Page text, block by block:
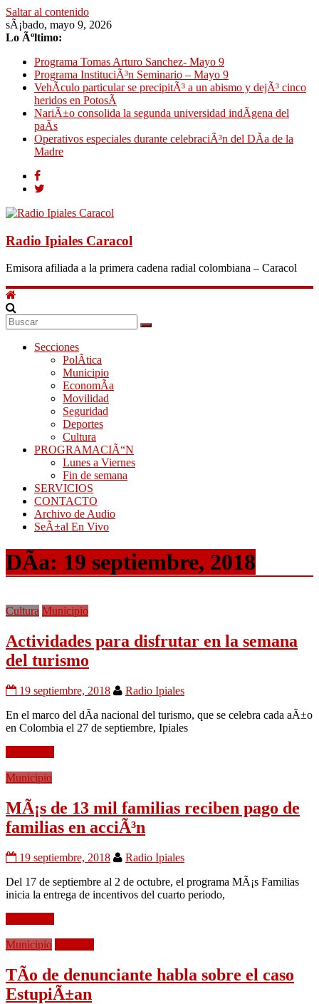
Saltar al contenido
sÃ¡bado, mayo 9, 2026
Lo Ãºltimo:
Programa Tomas Arturo Sanchez- Mayo 9
Programa InstituciÃ³n Seminario – Mayo 9
VehÃ­culo particular se precipitÃ³ a un abismo y dejÃ³ cinco
heridos en PotosÃ­
NariÃ±o consolida la segunda universidad indÃ­gena del
paÃ­s
Operativos especiales durante celebraciÃ³n del DÃ­a de la
Madre
Radio Ipiales Caracol
Emisora afiliada a la primera cadena radial colombiana – Caracol
Secciones
PolÃ­tica
Municipio
EconomÃ­a
Movilidad
Seguridad
Deportes
Cultura
PROGRAMACIÃ“N
Lunes a Viernes
Fin de semana
SERVICIOS
CONTACTO
Archivo de Audio
SeÃ±al En Vivo
DÃ­a: 19 septiembre, 2018
Cultura Municipio
Actividades para disfrutar en la semana
del turismo
19 septiembre, 2018
Radio Ipiales
En el marco del dÃ­a nacional del turismo, que se celebra cada aÃ±o
en Colombia el 27 de septiembre, Ipiales
Municipio
MÃ¡s de 13 mil familias reciben pago de
familias en acciÃ³n
19 septiembre, 2018
Radio Ipiales
Del 17 de septiembre al 2 de octubre, el programa MÃ¡s Familias
inicia la entrega de incentivos del cuarto periodo,
Municipio
TÃ­o de denunciante habla sobre el caso
EstupiÃ±an